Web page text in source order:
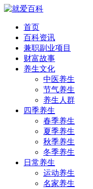
首页
百科资讯
兼职副业项目
财富故事
养生文化
中医养生
节气养生
养生人群
四季养生
春季养生
夏季养生
秋季养生
冬季养生
日常养生
运动养生
名家养生